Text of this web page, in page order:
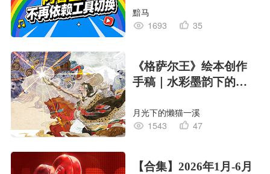
黯马
1693
35
《格萨尔王》绘本创作
手稿｜水彩墨韵下的史
月光下的懒猫一溪
1543
47
【合集】2026年1月-6月